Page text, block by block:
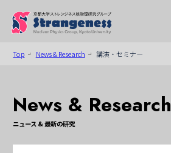
Top News & Research 講演・セミナー
News & Research
ニュース & 最新の研究